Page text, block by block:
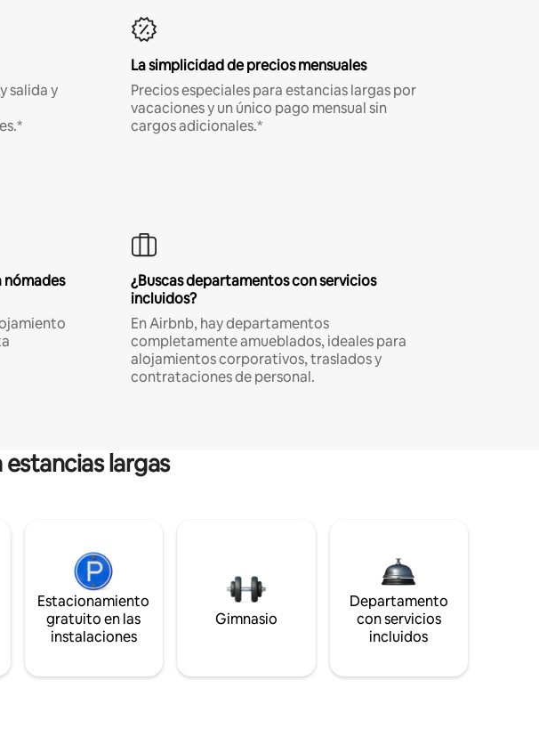
salida y
La simplicidad de precios mensuales
Precios especiales para estancias largas por
vacaciones y un único pago mensual sin
cargos adicionales.*
nómades
¿Buscas departamentos con servicios
incluidos?
En Airbnb, hay departamentos
completamente amueblados, ideales para
alojamientos corporativos, traslados y
contrataciones de personal.
largas
Estacionamiento
gratuito en las
instalaciones
Gimnasio
Departamento
con servicios
incluidos